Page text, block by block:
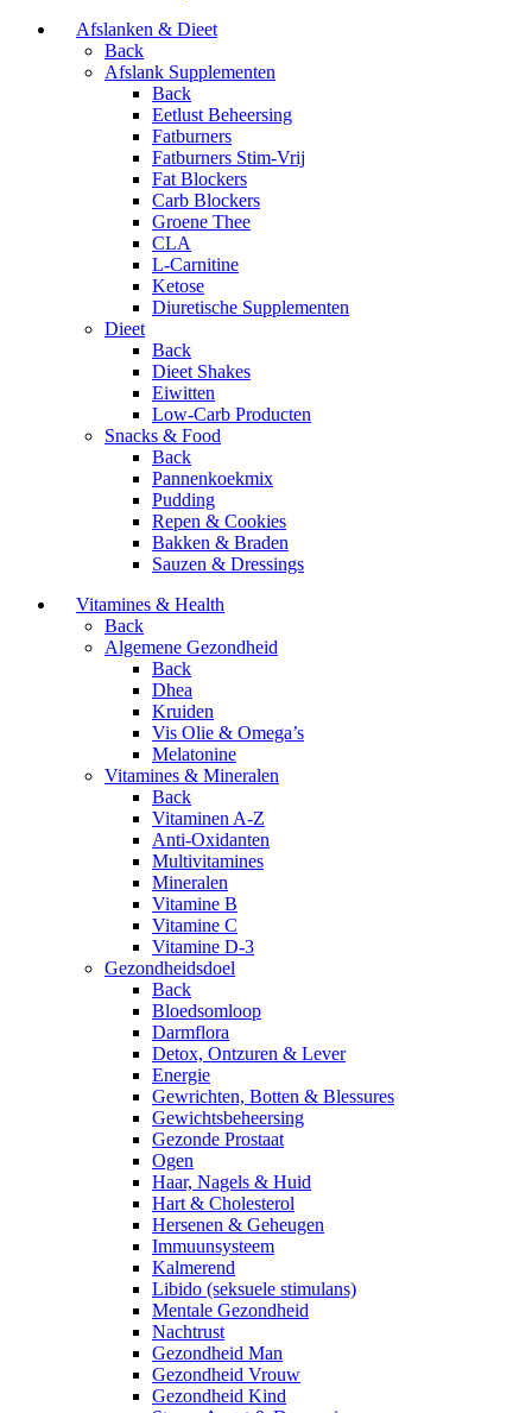
Afslanken & Dieet
Back
Afslank Supplementen
Back
Eetlust Beheersing
Fatburners
Fatburners Stim-Vrij
Fat Blockers
Carb Blockers
Groene Thee
CLA
L-Carnitine
Ketose
Diuretische Supplementen
Dieet
Back
Dieet Shakes
Eiwitten
Low-Carb Producten
Snacks & Food
Back
Pannenkoekmix
Pudding
Repen & Cookies
Bakken & Braden
Sauzen & Dressings
Vitamines & Health
Back
Algemene Gezondheid
Back
Dhea
Kruiden
Vis Olie & Omega’s
Melatonine
Vitamines & Mineralen
Back
Vitaminen A-Z
Anti-Oxidanten
Multivitamines
Mineralen
Vitamine B
Vitamine C
Vitamine D-3
Gezondheidsdoel
Back
Bloedsomloop
Darmflora
Detox, Ontzuren & Lever
Energie
Gewrichten, Botten & Blessures
Gewichtsbeheersing
Gezonde Prostaat
Ogen
Haar, Nagels & Huid
Hart & Cholesterol
Hersenen & Geheugen
Immuunsysteem
Kalmerend
Libido (seksuele stimulans)
Mentale Gezondheid
Nachtrust
Gezondheid Man
Gezondheid Vrouw
Gezondheid Kind